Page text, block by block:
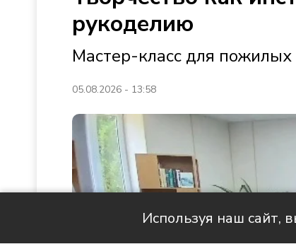
рукоделию
Мастер-класс для
05.08.2026 - 13:58
Используя наш сайт,